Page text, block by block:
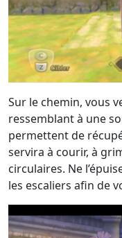
Sur le chemin, vous
ressemblant à une
permettent de
servira à courir, à
circulaires. Ne
les escaliers afin de